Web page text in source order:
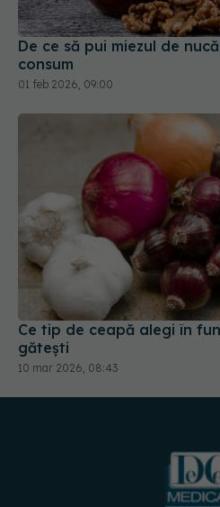
De ce să pui miezul de
consum
01 feb 2026, 09:00
Ce tip de ceapă alegi în
gătești
10 mar 2026, 08:43